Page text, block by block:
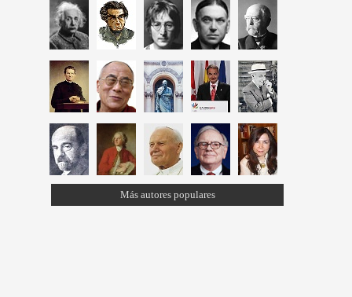
Más autores populares